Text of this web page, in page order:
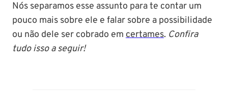
Nós separamos esse assunto para te contar um
pouco mais sobre ele e falar sobre a possibilidade
ou não dele ser cobrado em certames. Confira
tudo isso a seguir!
PM SE tem